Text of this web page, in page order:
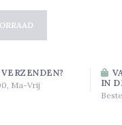
Ma-Vrij
IN